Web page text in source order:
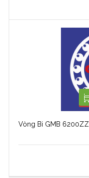
Vòng Bi GMB 6200ZZ